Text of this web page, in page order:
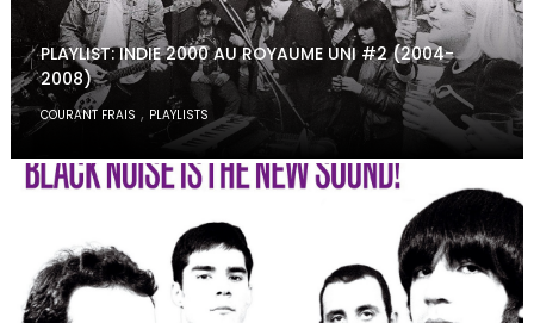
PLAYLIST: INDIE 2000 AU ROYAUME UNI #2 (2004-
2008)
COURANT FRAIS , PLAYLISTS